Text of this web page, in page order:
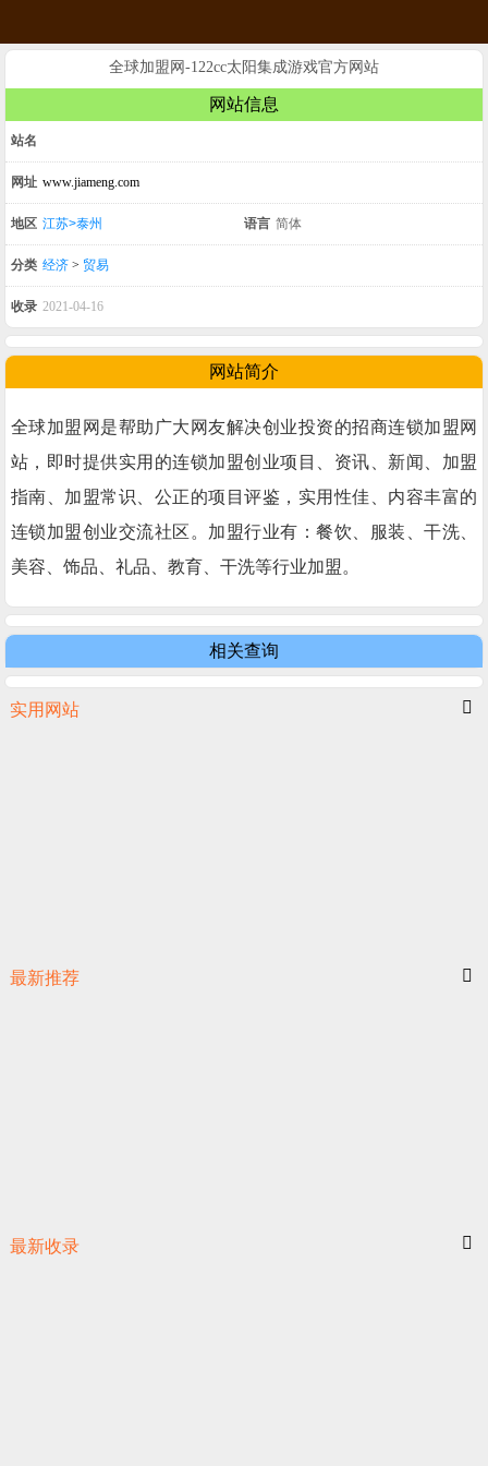
全球加盟网-122cc太阳集成游戏官方网站
网站信息
站名
网址 www.jiameng.com
地区 江苏>泰州 语言 简体
分类 经济 > 贸易
收录 2021-04-16
网站简介
全球加盟网是帮助广大网友解决创业投资的招商连锁加盟网
站，即时提供实用的连锁加盟创业项目、资讯、新闻、加盟
指南、加盟常识、公正的项目评鉴，实用性佳、内容丰富的
连锁加盟创业交流社区。加盟行业有：餐饮、服装、干洗、
美容、饰品、礼品、教育、干洗等行业加盟。
相关查询
实用网站
最新推荐
最新收录